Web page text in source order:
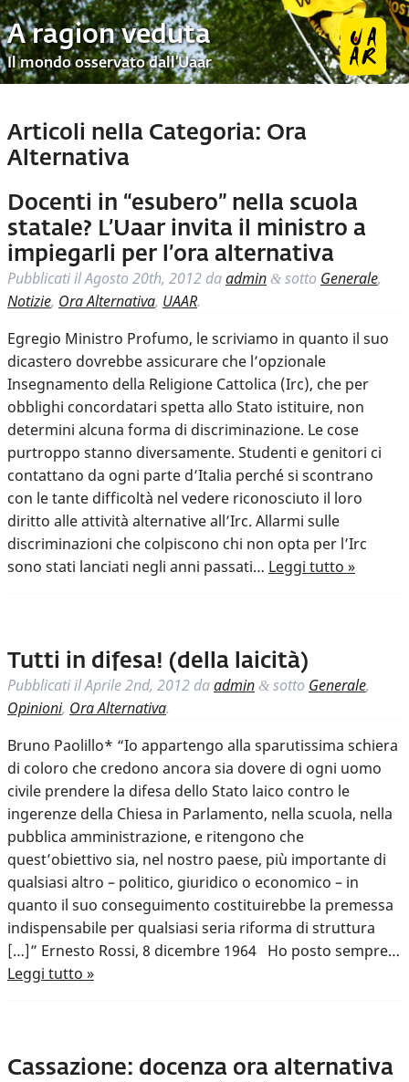
A ragion veduta
Il mondo osservato dall’Uaar
Articoli nella Categoria: Ora
Alternativa
Docenti in “esubero” nella scuola
statale? L’Uaar invita il ministro a
impiegarli per l’ora alternativa
Pubblicati ilAgosto 20th, 2012 daadmin & sotto Generale,
Notizie, Ora Alternativa, UAAR.
Egregio Ministro Profumo, le scriviamo in quanto il suo
dicastero dovrebbe assicurare che l’opzionale
Insegnamento della Religione Cattolica (Irc), che per
obblighi concordatari spetta allo Stato istituire, non
determini alcuna forma di discriminazione. Le cose
purtroppo stanno diversamente. Studenti e genitori ci
contattano da ogni parte d’Italia perché si scontrano
con le tante difficoltà nel vedere riconosciuto il loro
diritto alle attività alternative all’Irc. Allarmi sulle
discriminazioni che colpiscono chi non opta per l’Irc
sono stati lanciati negli anni passati… Leggi tutto »
Tutti in difesa! (della laicità)
Pubblicati ilAprile 2nd, 2012 daadmin & sotto Generale,
Opinioni, Ora Alternativa.
Bruno Paolillo* “Io appartengo alla sparutissima schiera
di coloro che credono ancora sia dovere di ogni uomo
civile prendere la difesa dello Stato laico contro le
ingerenze della Chiesa in Parlamento, nella scuola, nella
pubblica amministrazione, e ritengono che
quest’obiettivo sia, nel nostro paese, più importante di
qualsiasi altro – politico, giuridico o economico – in
quanto il suo conseguimento costituirebbe la premessa
indispensabile per qualsiasi seria riforma di struttura
[…]” Ernesto Rossi, 8 dicembre 1964 Ho posto sempre…
Leggi tutto »
Cassazione: docenza ora alternativa